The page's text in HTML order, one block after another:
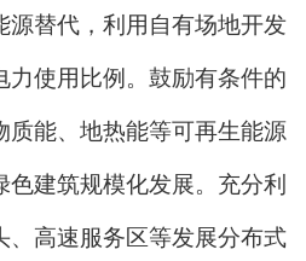
源替代，利用自有场地开发
力使用比例。鼓励有条件的
质能、地热能等可再生能源
建筑规模化发展。充分利
、高速服务区等发展分布式